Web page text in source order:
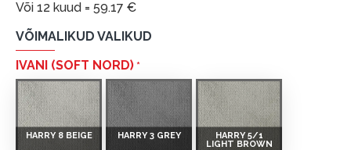
Või 12 kuud = 59.17 €
VÕIMALIKUD VALIKUD
IVANI (SOFT NORD)
HARRY 8 BEIGE HARRY 3 GREY
HARRY 5/1
LIGHT BROWN